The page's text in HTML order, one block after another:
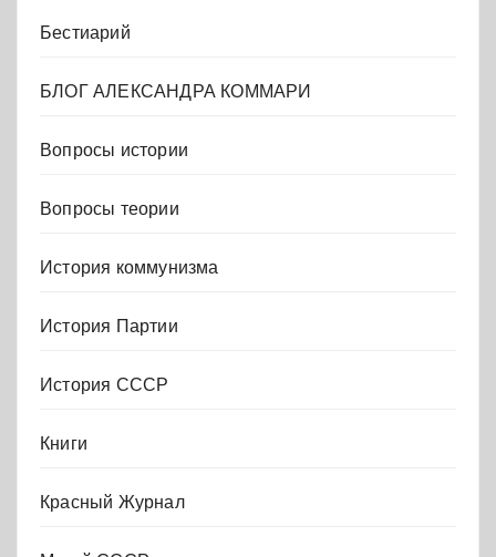
Бестиарий
БЛОГ АЛЕКСАНДРА КОММАРИ
Вопросы истории
Вопросы теории
История коммунизма
История Партии
История СССР
Книги
Красный Журнал